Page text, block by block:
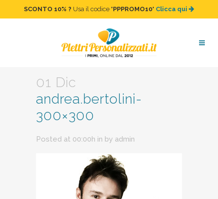
SCONTO 10% ? Usa il codice "PPPROMO10" Clicca qui
andrea.bertolini-300×300
01 Dic
andrea.bertolini-
300×300
Posted at 00:00h in by admin